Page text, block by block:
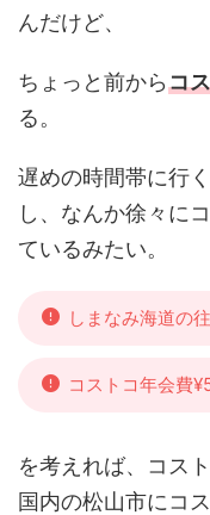
んだけど、
ちょっと前からコ
る。
遅めの時間帯に行
し、なんか徐々に
ているみたい。
しまなみ海道の
コストコ年会費
を考えれば、コス
国内の松山市にコ